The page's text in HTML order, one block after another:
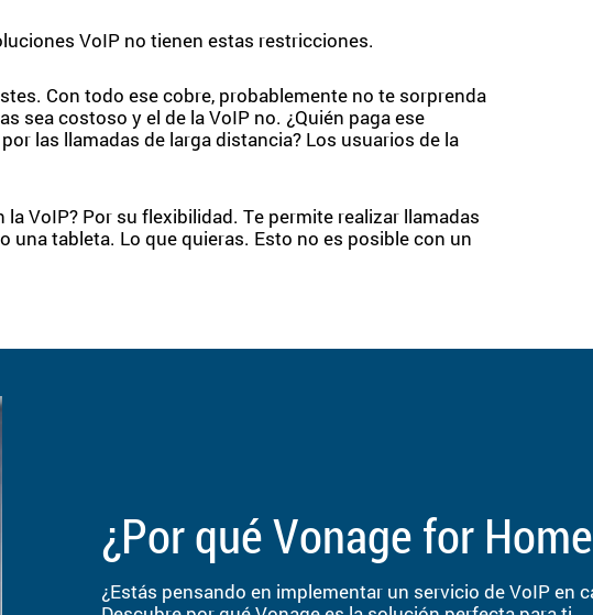
VoIP no tienen estas restricciones.
Con todo ese cobre, probablemente no te sorprenda
sea costoso y el de la VoIP no. ¿Quién paga ese
las llamadas de larga distancia? Los usuarios de la
VoIP? Por su flexibilidad. Te permite realizar llamadas
una tableta. Lo que quieras. Esto no es posible con un
¿Por qué Vonage for
¿Estás pensando en implementar un servicio de VoIP en